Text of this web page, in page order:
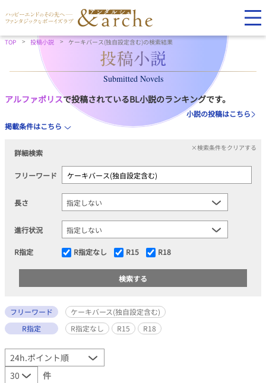
TOP 投稿小説 ケーキバース(独自設定含む)の検索結果
Submitted Novels
アルファポリスで投稿されているBL小説のランキングです。
小説の投稿はこちら
掲載条件はこちら
詳細検索
×検索条件をクリアする
フリーワード
長さ
進行状況
R指定 R指定なし R15 R18
フリーワード
ケーキバース(独自設定含む)
R指定
R指定なし R15 R18
件